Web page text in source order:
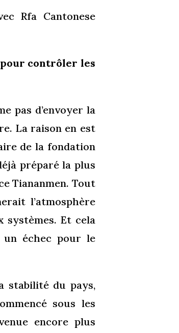
Rfa Cantonese
contrôler les
pas d’envoyer la
La raison en est
de la fondation
préparé la plus
Tiananmen. Tout
l’atmosphère
systèmes. Et cela
échec pour le
stabilité du pays,
sous les
encore plus